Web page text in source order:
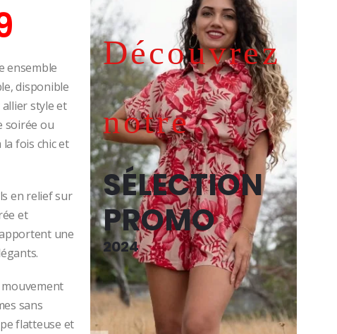
prix
actuel
est :
€49.99.
ensemble
disponible
style et
soirée ou
fois chic et
en relief sur
et
une
sans
flatteuse et
Découvrez
notre
SÉLECTION
PROMO
2024